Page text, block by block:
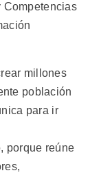
Competencias
millones
población
para ir
porque reúne